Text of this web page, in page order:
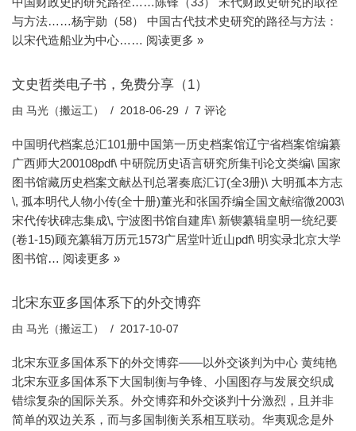
与方法……杨宇勋（58） 中国古代技术史研究的路径与方法：
以宋代造船业为中心…… 阅读更多 »
文史哲类电子书，免费分享（1）
由 马光（搬运工） 2018-06-29 7 评论
中国明代档案总汇101册中国第一历史档案馆辽宁省档案馆编纂
广西师大200108pdf\ 中研院历史语言研究所集刊论文类编\ 国家
图书馆藏历史档案文献丛刊总署奏底汇订(全3册)\ 大明孤本方志
\, 孤本明代人物小传(全十册)董光和张国乔编全国文献缩微2003\
宋代传状碑志集成\, 宁波图书馆自建库\ 新锲纂辑皇明一统纪要
(卷1-15)顾充纂辑万历元1573广居堂叶近山pdf\ 明实录北京大学
图书馆… 阅读更多 »
北宋东亚多国体系下的外交博弈
由 马光（搬运工） 2017-10-07
北宋东亚多国体系下的外交博弈——以外交谈判为中心 黄纯艳
北宋东亚多国体系下大国制衡与争锋、小国图存与发展交织成
错综复杂的国际关系。外交博弈和外交谈判十分激烈，且并非
简单的双边关系，而与多国制衡关系相互联动。华夷观念是外